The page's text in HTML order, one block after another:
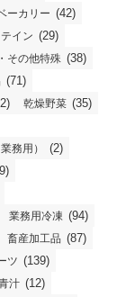
ーカリー (42)
イン (29)
その他特殊 (38)
(71)
乾燥野菜 (35)
務用） (2)
業務用冷凍 (94)
畜産加工品 (87)
ツ (139)
汁 (12)